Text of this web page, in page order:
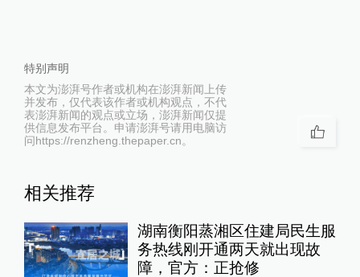
特别声明
本文为澎湃号作者或机构在澎湃新闻上传
并发布，仅代表该作者或机构观点，不代
表澎湃新闻的观点或立场，澎湃新闻仅提
供信息发布平台。申请澎湃号请用电脑访
问https://renzheng.thepaper.cn。
相关推荐
湖南衡阳蒸湘区住建局民生服
务热线刚开通两天就出现故
障，官方：正抢修